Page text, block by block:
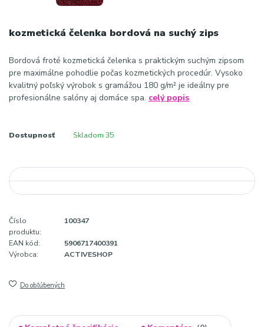
kozmetická čelenka bordová na suchý zips
Bordová froté kozmetická čelenka s praktickým suchým zipsom
pre maximálne pohodlie počas kozmetických procedúr. Vysoko
kvalitný poľský výrobok s gramážou 180 g/m² je ideálny pre
profesionálne salóny aj domáce spa. celý popis
Dostupnosť Skladom 35
Číslo
produktu:
100347
EAN kód:
5906717400391
Výrobca:
ACTIVESHOP
Do obľúbených